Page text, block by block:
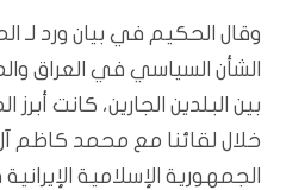
وقال الحكيم في بيان ورد لـ
الشأن السياسي في العراق
بين البلدين الجارين، كانت أبرز
خلال لقائنا مع محمد كاظم
الجمهورية الإسلامية